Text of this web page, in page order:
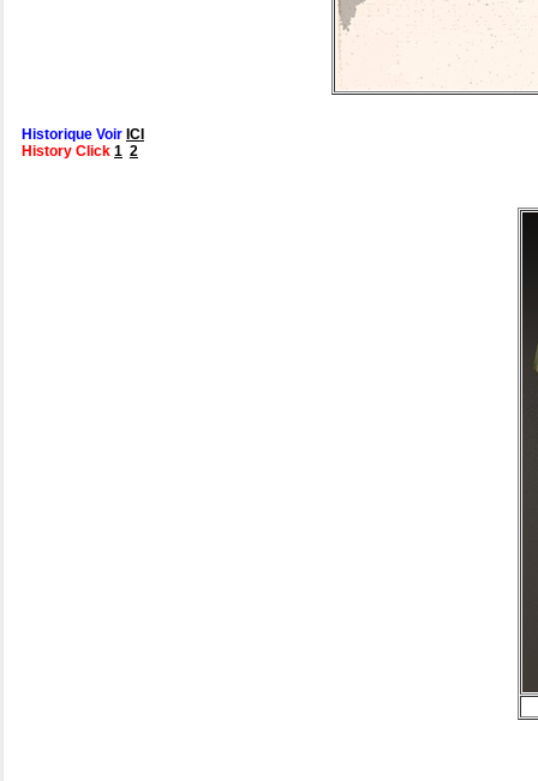
Historique Voir ICI
History Click 1 2